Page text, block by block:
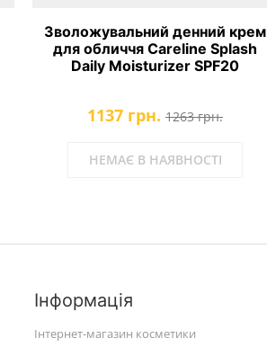
Зволожувальний денний крем
для обличчя Careline Splash
Daily Moisturizer SPF20
1137 грн. 1263 грн.
НЕМАЄ В НАЯВНОСТІ
Інформація
Інтернет-магазин косметики